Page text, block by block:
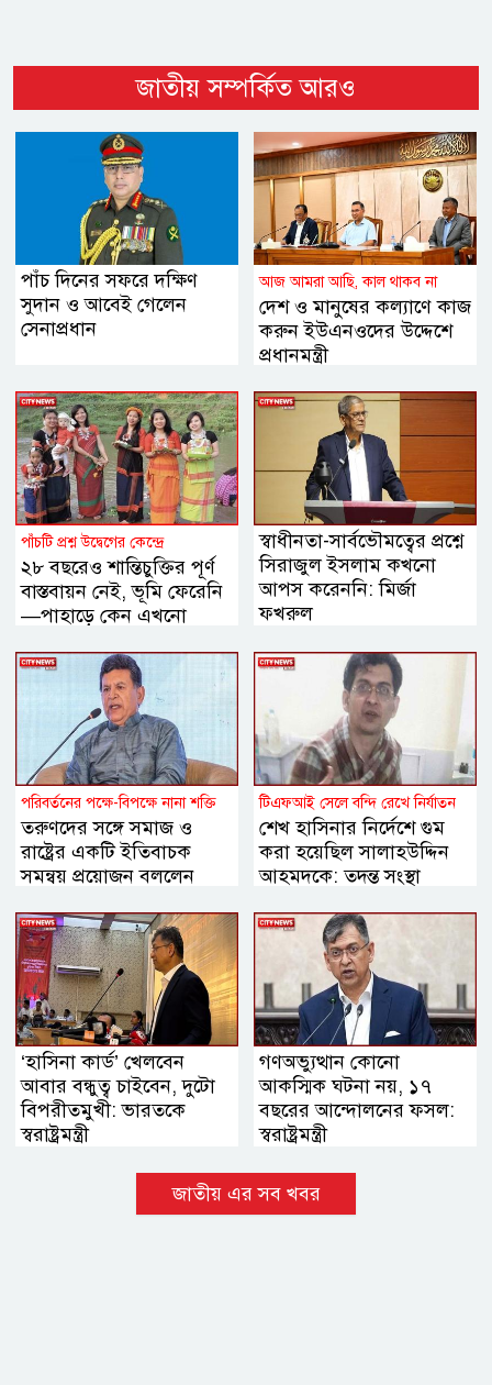
জাতীয় সম্পর্কিত আরও
পাঁচ দিনের সফরে দক্ষিণ
সুদান ও আবেই গেলেন
সেনাপ্রধান
আজ আমরা আছি, কাল থাকব না
দেশ ও মানুষের কল্যাণে কাজ
করুন ইউএনওদের উদ্দেশে
প্রধানমন্ত্রী
পাঁচটি প্রশ্ন উদ্বেগের কেন্দ্রে
২৮ বছরেও শান্তিচুক্তির পূর্ণ
বাস্তবায়ন নেই, ভূমি ফেরেনি
—পাহাড়ে কেন এখনো
স্বাধীনতা-সার্বভৌমত্বের প্রশ্নে
সিরাজুল ইসলাম কখনো
আপস করেননি: মির্জা
ফখরুল
পরিবর্তনের পক্ষে-বিপক্ষে নানা শক্তি
তরুণদের সঙ্গে সমাজ ও
রাষ্ট্রের একটি ইতিবাচক
সমন্বয় প্রয়োজন বললেন
টিএফআই সেলে বন্দি রেখে নির্যাতন
শেখ হাসিনার নির্দেশে গুম
করা হয়েছিল সালাহউদ্দিন
আহমদকে: তদন্ত সংস্থা
‘হাসিনা কার্ড’ খেলবেন
আবার বন্ধুত্ব চাইবেন, দুটো
বিপরীতমুখী: ভারতকে
স্বরাষ্ট্রমন্ত্রী
গণঅভ্যুত্থান কোনো
আকস্মিক ঘটনা নয়, ১৭
বছরের আন্দোলনের ফসল:
স্বরাষ্ট্রমন্ত্রী
জাতীয় এর সব খবর